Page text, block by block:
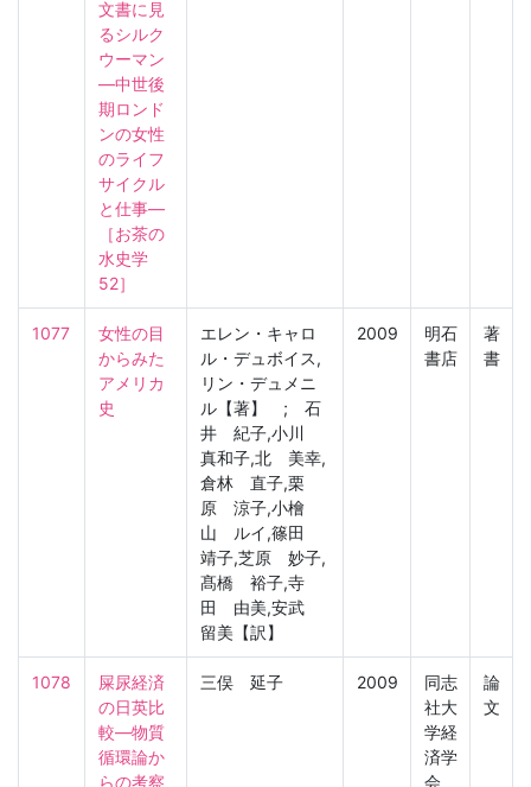
文書に見
るシルク
ウーマン
―中世後
期ロンド
ンの女性
のライフ
サイクル
と仕事―
［お茶の
水史学
52］
1077
女性の目
からみた
アメリカ
史
エレン・キャロ
ル・デュボイス,
リン・デュメニ
ル【著】 ; 石
井 紀子,小川
真和子,北 美幸,
倉林 直子,栗
原 涼子,小檜
山 ルイ,篠田
靖子,芝原 妙子,
髙橋 裕子,寺
田 由美,安武
留美【訳】
2009
明石
書店
著
書
1078
屎尿経済
の日英比
較―物質
循環論か
らの考察
三俣 延子 2009
同志
社大
学経
済学
会
論
文